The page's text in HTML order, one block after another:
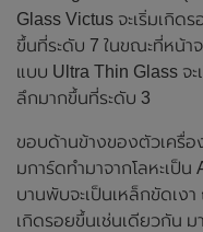
Glass Victus จะเริ่มเกิด
ขึ้นที่ระดับ 7 ในขณะที่หน้า
แบบ Ultra Thin Glass จ
ลึกมากขึ้นที่ระดับ 3
ขอบด้านข้างของตัวเครื่อ
มการ์ดทำมาจากโลหะเป็
บานพับจะเป็นเหล็กขัดเง
เกิดรอยขึ้นเช่นเดียวกัน ม